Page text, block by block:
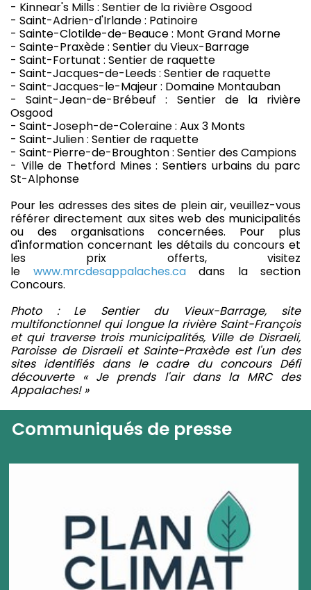
- Kinnear's Mills : Sentier de la rivière Osgood
- Saint-Adrien-d'Irlande : Patinoire
- Sainte-Clotilde-de-Beauce : Mont Grand Morne
- Sainte-Praxède : Sentier du Vieux-Barrage
- Saint-Fortunat : Sentier de raquette
- Saint-Jacques-de-Leeds : Sentier de raquette
- Saint-Jacques-le-Majeur : Domaine Montauban
- Saint-Jean-de-Brébeuf : Sentier de la rivière
Osgood
- Saint-Joseph-de-Coleraine : Aux 3 Monts
- Saint-Julien : Sentier de raquette
- Saint-Pierre-de-Broughton : Sentier des Campions
- Ville de Thetford Mines : Sentiers urbains du parc
St-Alphonse
Pour les adresses des sites de plein air, veuillez-vous
référer directement aux sites web des municipalités
ou des organisations concernées. Pour plus
d'information concernant les détails du concours et
les prix offerts, visitez
le www.mrcdesappalaches.cadans la section
Concours.
Photo : Le Sentier du Vieux-Barrage, site
multifonctionnel qui longue la rivière Saint-François
et qui traverse trois municipalités, Ville de Disraeli,
Paroisse de Disraeli et Sainte-Praxède est l'un des
sites identifiés dans le cadre du concours Défi
découverte « Je prends l'air dans la MRC des
Appalaches! »
Communiqués de presse